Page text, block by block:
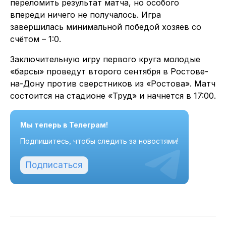
переломить результат матча, но особого
впереди ничего не получалось. Игра
завершилась минимальной победой хозяев со
счётом – 1:0.
Заключительную игру первого круга молодые
«барсы» проведут второго сентября в Ростове-
на-Дону против сверстников из «Ростова». Матч
состоится на стадионе «Труд» и начнется в 17:00.
Мы теперь в Телеграм!
Подпишитесь, чтобы следить за новостями!
Подписаться